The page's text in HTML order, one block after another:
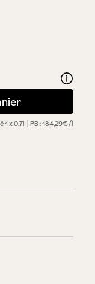
1 x 0,7l PB : 184,29€/l
ou utilisez